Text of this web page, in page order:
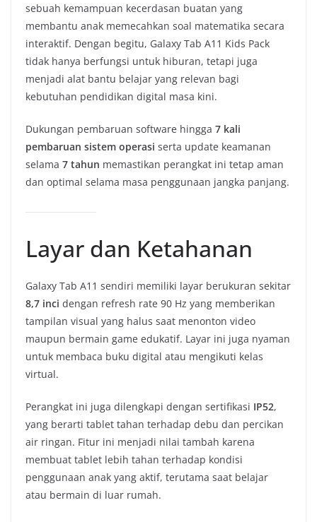
sebuah kemampuan kecerdasan buatan yang
membantu anak memecahkan soal matematika secara
interaktif. Dengan begitu, Galaxy Tab A11 Kids Pack
tidak hanya berfungsi untuk hiburan, tetapi juga
menjadi alat bantu belajar yang relevan bagi
kebutuhan pendidikan digital masa kini.
Dukungan pembaruan software hingga 7 kali
pembaruan sistem operasi serta update keamanan
selama 7 tahun memastikan perangkat ini tetap aman
dan optimal selama masa penggunaan jangka panjang.
Layar dan Ketahanan
Galaxy Tab A11 sendiri memiliki layar berukuran sekitar
8,7 inci dengan refresh rate 90 Hz yang memberikan
tampilan visual yang halus saat menonton video
maupun bermain game edukatif. Layar ini juga nyaman
untuk membaca buku digital atau mengikuti kelas
virtual.
Perangkat ini juga dilengkapi dengan sertifikasi IP52,
yang berarti tablet tahan terhadap debu dan percikan
air ringan. Fitur ini menjadi nilai tambah karena
membuat tablet lebih tahan terhadap kondisi
penggunaan anak yang aktif, terutama saat belajar
atau bermain di luar rumah.